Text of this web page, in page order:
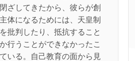
ざしてきたから、彼らが創
体になるためには、天皇制
批判したり、抵抗すること
行うことができなかったこ
いる。自己教育の面から見